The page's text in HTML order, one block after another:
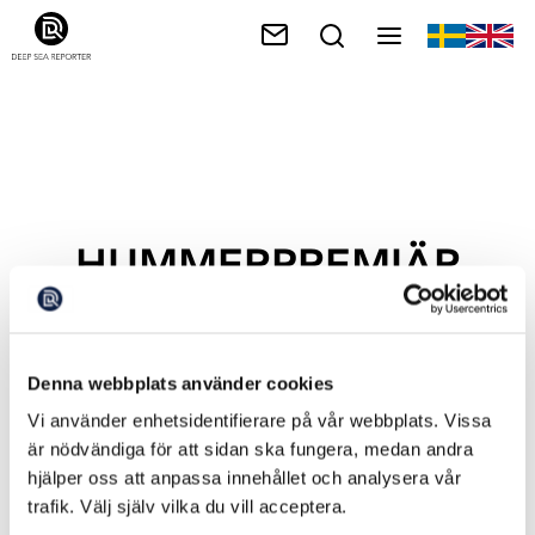
Denna webbplats använder cookies
Vi använder enhetsidentifierare på vår webbplats. Vissa
är nödvändiga för att sidan ska fungera, medan andra
hjälper oss att anpassa innehållet och analysera vår
trafik. Välj själv vilka du vill acceptera.
HUMMERPREMIÄR